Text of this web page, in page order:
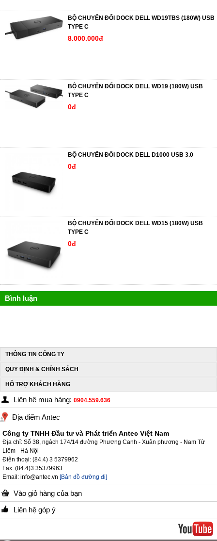
BỘ CHUYỂN ĐỔI DOCK DELL WD19TBS (180W) USB
TYPE C
8.000.000đ
BỘ CHUYỂN ĐỔI DOCK DELL WD19 (180W) USB
TYPE C
0đ
BỘ CHUYỂN ĐỔI DOCK DELL D1000 USB 3.0
0đ
BỘ CHUYỂN ĐỔI DOCK DELL WD15 (180W) USB
TYPE C
0đ
Bình luận
THÔNG TIN CÔNG TY
QUY ĐỊNH & CHÍNH SÁCH
HỖ TRỢ KHÁCH HÀNG
Liên hệ mua hàng: 0904.559.636
Địa điểm Antec
Công ty TNHH Đầu tư và Phát triển Antec Việt Nam
Địa chỉ: Số 38, ngách 174/14 đường Phương Canh - Xuân phương - Nam Từ
Liêm - Hà Nội
Điện thoại: (84.4) 3 5379962
Fax: (84.4)3 35379963
Email: info@antec.vn [Bản đồ đường đi]
Vào giỏ hàng của bạn
Liên hệ góp ý